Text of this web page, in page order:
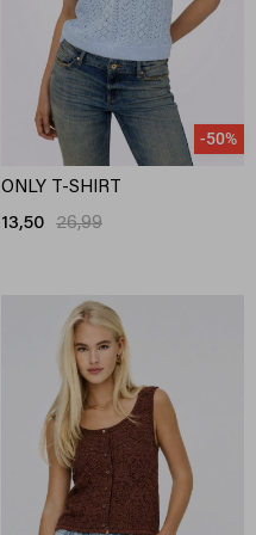
-50%
ONLY T-SHIRT
13,50 26,99